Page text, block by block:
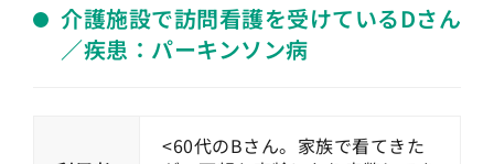
介護施設で訪問看護を受けているDさん
／疾患：パーキンソン病
<60代のBさん。家族で看てきた